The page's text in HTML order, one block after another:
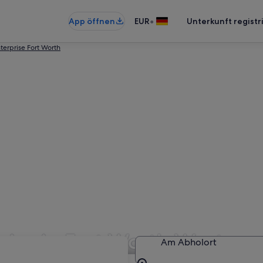
App öffnen EUR• Unterkunft
Fort Worth
in Fort Worth West
Am Abholort